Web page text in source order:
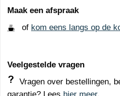
Maak een afspraak
of kom eens langs op de
Veelgestelde vragen
Vragen over bestellingen,